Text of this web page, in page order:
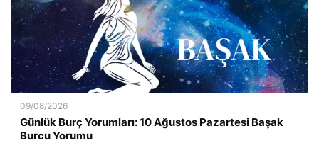
09/08/2026
Günlük Burç Yorumları: 10 Ağustos Pazartesi Başak
Burcu Yorumu